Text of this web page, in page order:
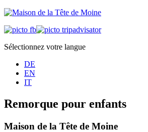
Sélectionnez votre langue
DE
EN
IT
Remorque pour enfants
Maison de la Tête de Moine